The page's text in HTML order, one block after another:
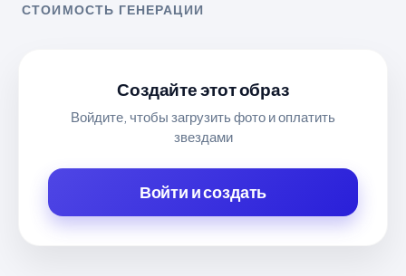
СТОИМОСТЬ ГЕНЕРАЦИИ
Создайте этот образ
Войдите, чтобы загрузить фото и оплатить
звездами
Войти и создать